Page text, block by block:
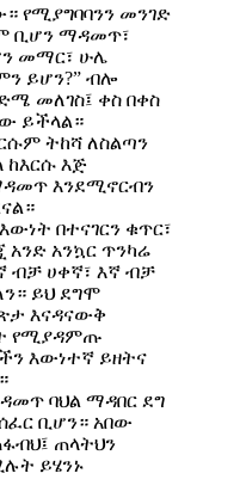
የሚያግባባንን መንገድ
ቢሆን ማዳመጥ፣
መማር፣ ሁሌ
ይሆን?” ብሎ
መለገስ፤ ቀስ በቀስ
ይችላል።
ትከሻ ለስልጣን
ከእርሱ እጅ
እንደሚኖርብን
በተናገርን ቁጥር፣
አንኳር ጥንካሬ
ብቻ ሀቀኛ፣ እኛ ብቻ
ይህ ደግሞ
እናዳናውቅ
የሚያዳምጡ
እውነተኛ ይዘትና
ባህል ማዳበር ደግ
ቢሆን። አበው
ጠላትህን
ይሄንኑ